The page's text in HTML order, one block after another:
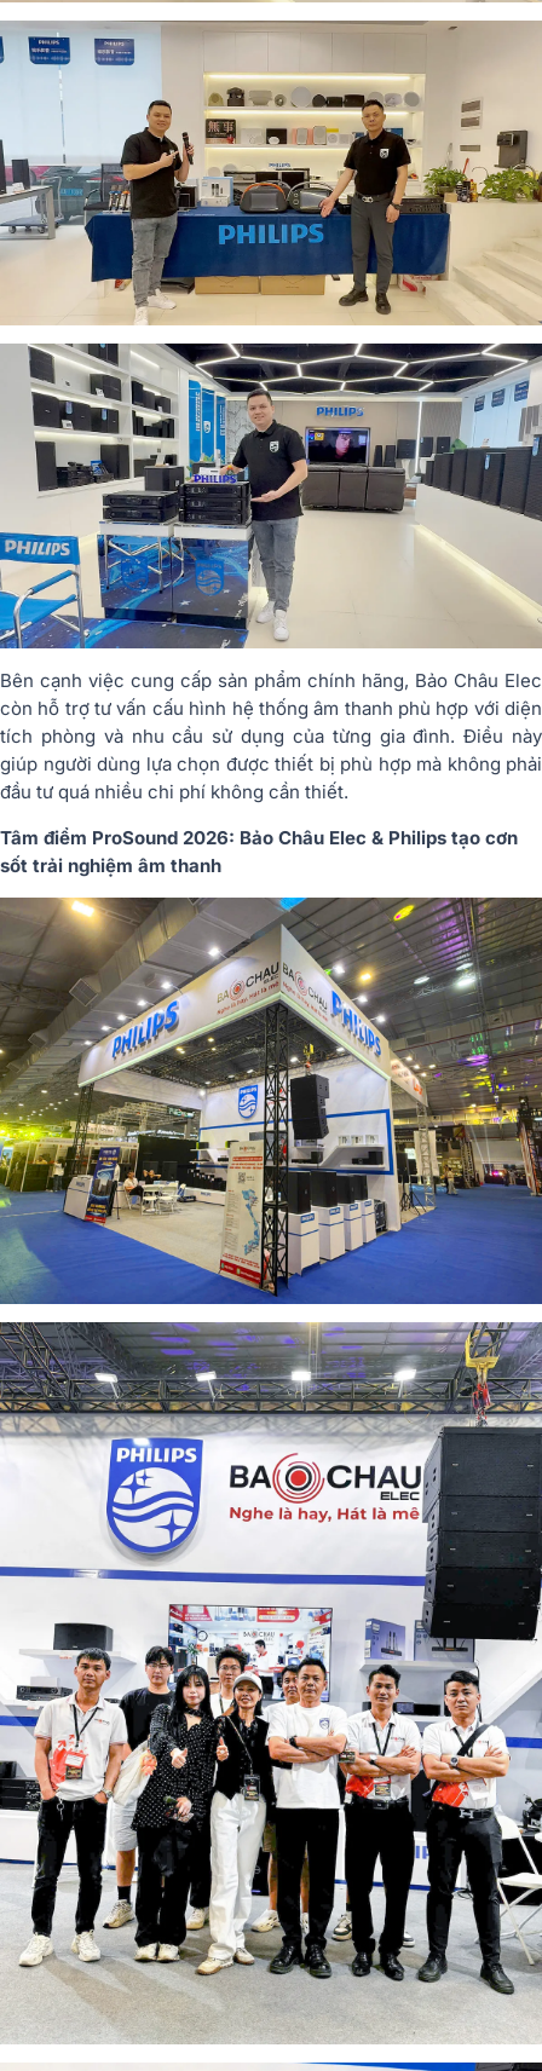
Bên cạnh việc cung cấp sản phẩm chính hãng, Bảo Châu Elec
còn hỗ trợ tư vấn cấu hình hệ thống âm thanh phù hợp với diện
tích phòng và nhu cầu sử dụng của từng gia đình. Điều này
giúp người dùng lựa chọn được thiết bị phù hợp mà không phải
đầu tư quá nhiều chi phí không cần thiết.
Tâm điểm ProSound 2026: Bảo Châu Elec & Philips tạo cơn
sốt trải nghiệm âm thanh